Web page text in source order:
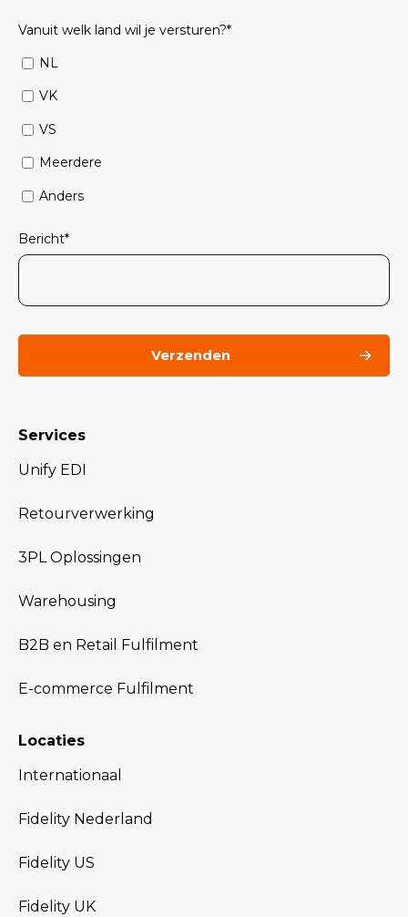
Services
Unify EDI
Retourverwerking
3PL Oplossingen
Warehousing
B2B en Retail Fulfilment
E-commerce Fulfilment
Locaties
Internationaal
Fidelity Nederland
Fidelity US
Fidelity UK
Vanuit welk land wil je versturen?*
NL
VK
VS
Meerdere
Anders
Bericht*